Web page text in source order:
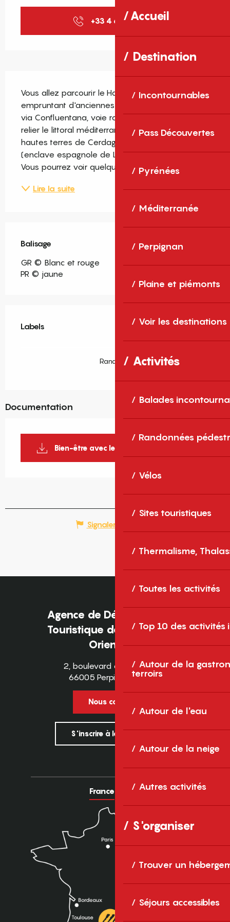
Accueil
Destination
Incontournables
Pass Découvertes
Pyrénées
Méditerranée
Perpignan
Plaine et piémonts
Voir les destinations
Activités
Balades
Randonnées
Vélos
Sites touristiques
Thermalisme,
Toutes les activités
Top 10 des activités
Autour de la
terroirs
Autour de l'eau
Autour de la neige
Autres activités
S'organiser
Trouver un
Séjours accessibles
+33 4 68 04 21▒▒
Vous allez parcourir le Haut-Conflent en
empruntant d'anciennes routes, notamment la
via Confluentana, voie romaine qui permettait de
relier le littoral méditerranéen (Roussillon) aux
hautes terres de Cerdagne et du Capcir
(enclave espagnole de Llívia, Catalogne sud).
Vous pourrez voir quelques...
Lire la suite
Balisage
GR © Blanc et rouge
PR © jaune
Labels
Labels
Rando66
Documentation
Bien-être avec le Train Jaune_1
Signaler une erreur
Agence de Développement
Touristique des Pyrénées-
Orientales
2, boulevard des Pyrénées
66005 Perpignan Cedex
Nous contacter
S'inscrire à la newsletter
France Europe